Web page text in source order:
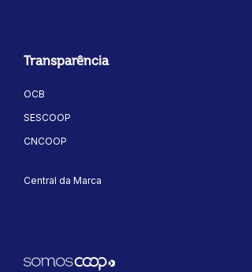
Transparência
OCB
SESCOOP
CNCOOP
Central da Marca